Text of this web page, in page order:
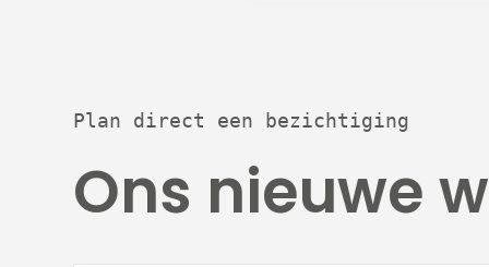
Plan direct een bezichtiging
Ons nieuwe